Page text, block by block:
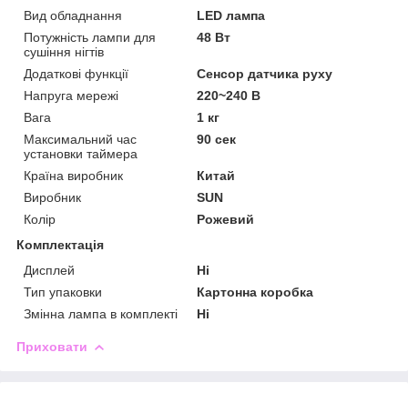
Вид обладнання
LED лампа
Потужність лампи для
сушіння нігтів
48 Вт
Додаткові функції
Сенсор датчика руху
Напруга мережі
220~240 В
Вага
1 кг
Максимальний час
установки таймера
90 сек
Країна виробник
Китай
Виробник
SUN
Колір
Рожевий
Комплектація
Дисплей
Ні
Тип упаковки
Картонна коробка
Змінна лампа в комплекті
Ні
Приховати